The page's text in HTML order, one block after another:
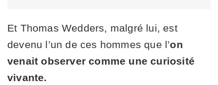
Et Thomas Wedders, malgré lui, est
devenu l’un de ces hommes que l’on
venait observer comme une curiosité
vivante.